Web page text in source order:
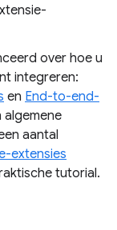
over hoe u
integreren:
en End-to-end-
algemene
aantal
extensies
tutorial.